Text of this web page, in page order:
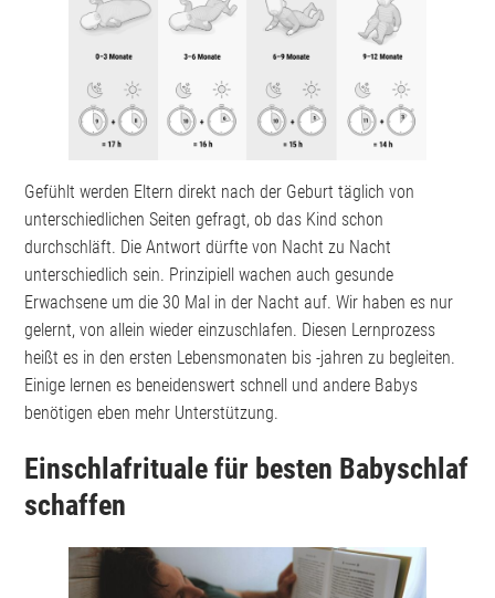
Gefühlt werden Eltern direkt nach der Geburt täglich von
unterschiedlichen Seiten gefragt, ob das Kind schon
durchschläft. Die Antwort dürfte von Nacht zu Nacht
unterschiedlich sein. Prinzipiell wachen auch gesunde
Erwachsene um die 30 Mal in der Nacht auf. Wir haben es nur
gelernt, von allein wieder einzuschlafen. Diesen Lernprozess
heißt es in den ersten Lebensmonaten bis -jahren zu begleiten.
Einige lernen es beneidenswert schnell und andere Babys
benötigen eben mehr Unterstützung.
Einschlafrituale für besten Babyschlaf
schaffen